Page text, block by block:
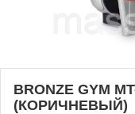
BRONZE GYM
(КОРИЧНЕВЫЙ)